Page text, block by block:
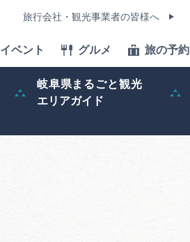
旅行会社・観光事業者の皆様へ
イベント グルメ 旅の予約
岐阜県まるごと観光
エリアガイド